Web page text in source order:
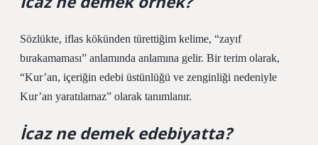
Sözlükte, iflas kökünden türettiğim kelime, “zayıf
bırakamaması” anlamında anlamına gelir. Bir terim olarak,
“Kur’an, içeriğin edebi üstünlüğü ve zenginliği nedeniyle
Kur’an yaratılamaz” olarak tanımlanır.
İcaz ne demek edebiyatta?